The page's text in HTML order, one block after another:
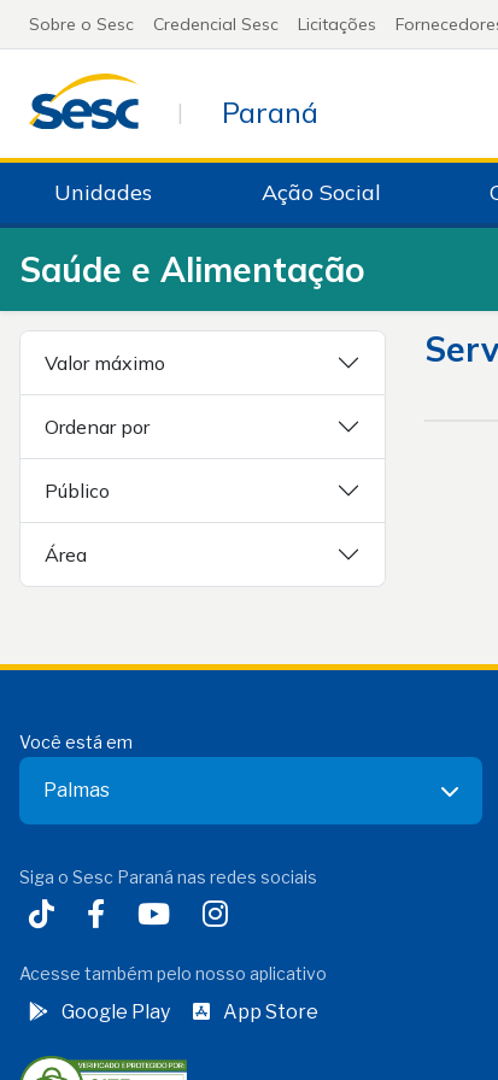
Sobre o Sesc Credencial Sesc Licitações
Paraná
Unidades Ação Social
Saúde e Alimentação
Valor máximo
Ordenar por
Público
Área
Você está em
Palmas
Siga o Sesc Paraná nas redes sociais
Acesse também pelo nosso aplicativo
Google Play App Store